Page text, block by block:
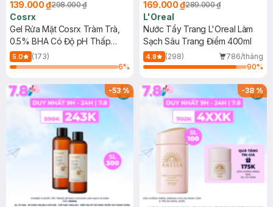
139.000 ₫298.000 ₫
Cosrx
Gel Rửa Mặt Cosrx Tràm Trà,
0.5% BHA Có Độ pH Thấp
150ml
5.0
(173)
6%
169.000 ₫289.000 ₫
L'Oreal
Nước Tẩy Trang L'Oreal Làm
Sạch Sâu Trang Điểm 400ml
4.8 (298)
786/tháng
90%
-53% -38%